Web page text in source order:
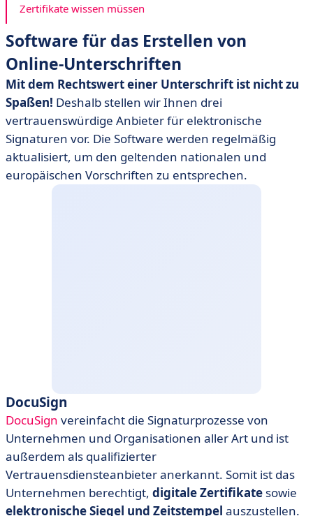
Zertifikate wissen müssen
Software für das Erstellen von
Online-Unterschriften
Mit dem Rechtswert einer Unterschrift ist nicht zu
Spaßen! Deshalb stellen wir Ihnen drei
vertrauenswürdige Anbieter für elektronische
Signaturen vor. Die Software werden regelmäßig
aktualisiert, um den geltenden nationalen und
europäischen Vorschriften zu entsprechen.
DocuSign
DocuSign vereinfacht die Signaturprozesse von
Unternehmen und Organisationen aller Art und ist
außerdem als qualifizierter
Vertrauensdiensteanbieter anerkannt. Somit ist das
Unternehmen berechtigt, digitale Zertifikate sowie
elektronische Siegel und Zeitstempel auszustellen.